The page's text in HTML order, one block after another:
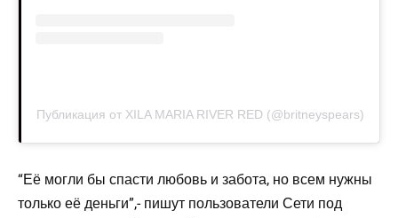
Публикация от XILA MARIA RIVER RED (@britneyspears)
“Её могли бы спасти любовь и забота, но всем нужны
только её деньги”,- пишут пользователи Сети под